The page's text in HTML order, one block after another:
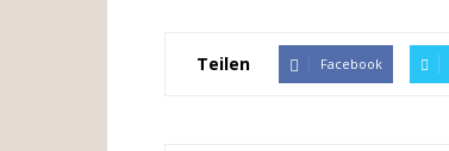
Teilen Facebook